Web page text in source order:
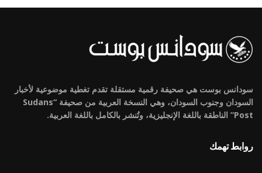
سودانس بوست هي صحيفة رقمية مستقلة تقدم تغطية موضوعية لأخبار
السودان وجنوب السودان، وهي النسخة العربية من صحيفة “Sudans
Post” الناطقة باللغة الإنجليزية، وتُنشر بالكامل باللغة العربية.
روابط تهمك